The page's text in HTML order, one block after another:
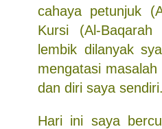
cahaya petunjuk
Kursi (Al-
lembik dilanyak
mengatasi
dan diri saya sendiri.
Hari ini saya